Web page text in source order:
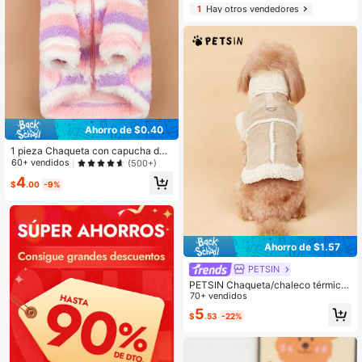
Ahorro de $0.40
1 pieza Chaqueta con capucha de
peluche para mascotas, sudadera s
n invierno, disponible en varios colo
60+ vendidos (500+)
$4.00 -9%
1Hay otros vendedores
Ahorro de $1.57
PETSIN
PETSIN Chaqueta/chaleco térmico
forrado para mascotas, diseñada pa
ra otoño/invierno, en color marrón c
laro, para gatos y perros
70+ vendidos
$5.53 -22%